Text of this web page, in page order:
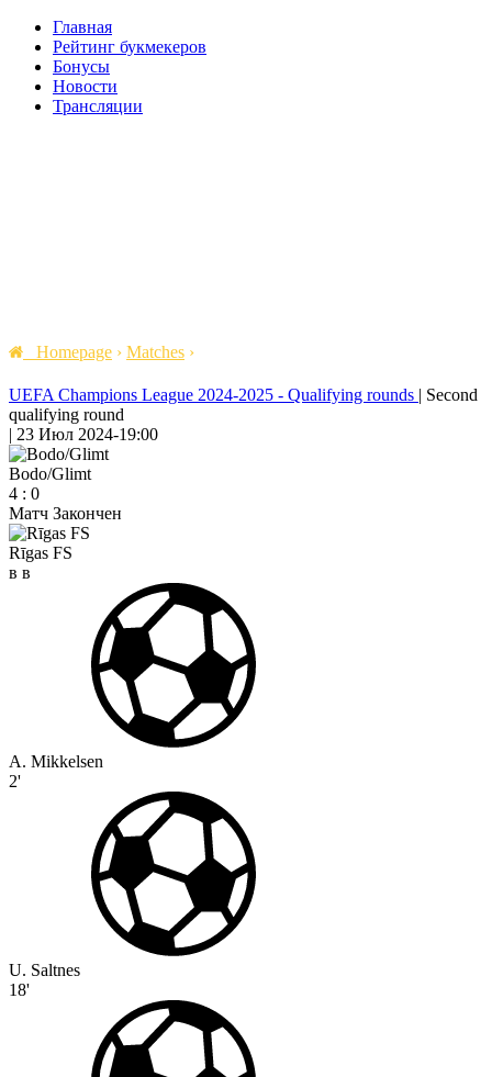
Главная
Рейтинг букмекеров
Бонусы
Новости
Трансляции
Homepage › Matches ›
UEFA Champions League 2024-2025 - Qualifying rounds | Second
qualifying round
| 23 Июл 2024-19:00
Bodo/Glimt
4 : 0
Матч Закончен
Rīgas FS
в в
A. Mikkelsen
2'
U. Saltnes
18'